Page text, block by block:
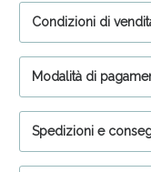
Condizioni di
Modalità di
Spedizioni e